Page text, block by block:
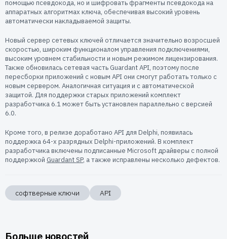
Экспертиза
Пресс-кит
помощью псевдокода, но и шифровать фрагменты псевдокода на
аппаратных алгоритмах ключа, обеспечивая высокий уровень
автоматически накладываемой защиты.
Новый сервер сетевых ключей отличается значительно возросшей
скоростью, широким функционалом управления подключениями,
высоким уровнем стабильности и новым режимом лицензирования.
Также обновилась сетевая часть Guardant API, поэтому после
пересборки приложений с новым API они смогут работать только с
новым сервером. Аналогичная ситуация и с автоматической
защитой. Для поддержки старых приложений комплект
разработчика 6.1 может быть установлен параллельно с версией
6.0.
Кроме того, в релизе доработано API для Delphi, появилась
поддержка 64-х разрядных Delphi-приложений. В комплект
разработчика включены подписанные Microsoft драйверы с полной
поддержкой Guardant SP, а также исправлены несколько дефектов.
софтверные ключи API
Больше новостей